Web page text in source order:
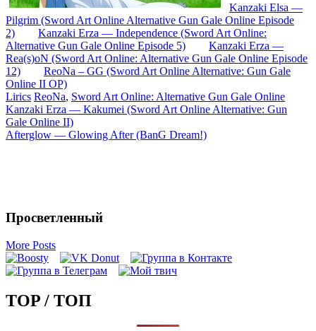
Kanzaki Elsa —
Pilgrim (Sword Art Online Alternative Gun Gale Online Episode
2)
Kanzaki Erza — Independence (Sword Art Online:
Alternative Gun Gale Online Episode 5)
Kanzaki Erza —
Rea(s)oN (Sword Art Online: Alternative Gun Gale Online Episode
12)
ReoNa – GG (Sword Art Online Alternative: Gun Gale
Online II OP)
Lirics ReoNa, Sword Art Online: Alternative Gun Gale Online
Запись
навигация
Kanzaki Erza — Kakumei (Sword Art Online Alternative: Gun
Gale Online II)
Afterglow — Glowing After (BanG Dream!)
Просветленный
More Posts
TOP / ТОП